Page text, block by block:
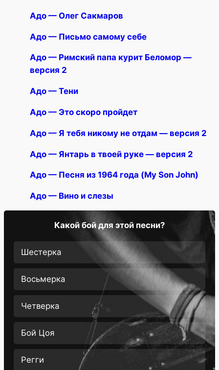
Адо — Олег Сакмаров
Адо — Письмо самому себе
Адо — Римский папа курит Беломор —
версия 2
Адо — Тени
Адо — Это скоро пройдет
Адо — Я тебя никому не отдам — версия 2
Адо — Янтарь в твоей руке — версия 2
Адо — Песня из 1964 года (My Son John)
Адо — Вино и слезы
Какой бой для этой песни?
Шестерка
Восьмерка
Четверка
Бой Цоя
Регги